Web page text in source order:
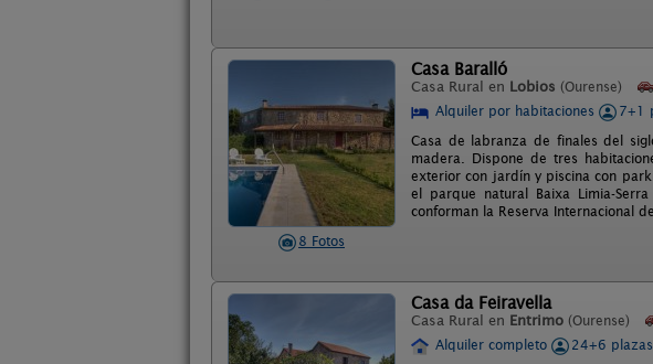
8 Fotos
Casa Baralló
Casa Rural en Lobios (Ourense)
Alquiler por habitaciones
7+1
Casa de labranza de finales del
madera. Dispone de tres
exterior con jardín y piscina con
el parque natural Baixa Limia-
conforman la Reserva Internacional
Casa da Feiravella
Casa Rural en Entrimo (Ourense)
Alquiler completo
24+6 plazas